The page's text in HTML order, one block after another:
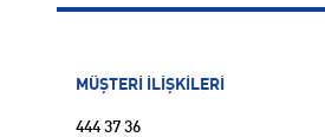
MÜŞTERİ İLİŞKİLERİ
444 37 36